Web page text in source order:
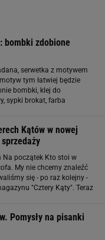
bombki zdobione
serwetka z motywem
tym łatwiej będzie
bombki, klej do
sypki brokat, farba
Kątów w nowej
Na początek Kto stoi w
My nie chcemy znaleźć
się - po raz kolejny -
"Cztery Kąty". Teraz
Pomysły na pisanki